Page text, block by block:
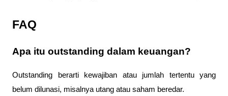
FAQ
Apa itu outstanding dalam keuangan?
Outstanding berarti kewajiban atau jumlah tertentu yang
belum dilunasi, misalnya utang atau saham beredar.